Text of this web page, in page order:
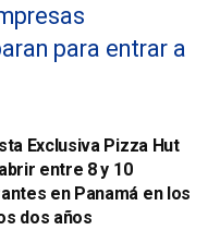
para entrar a
Exclusiva Pizza Hut
entre 8 y 10
en Panamá en los
dos años